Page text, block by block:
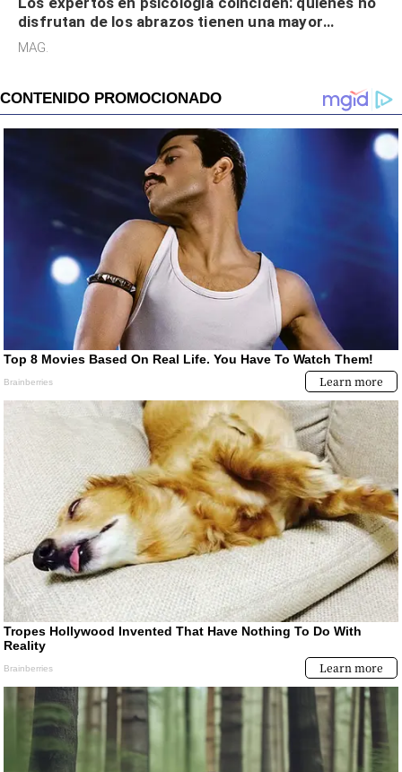
disfrutan de los abrazos tienen una mayor
sensibilidad a los estímulos físicos y no es por
MAG.